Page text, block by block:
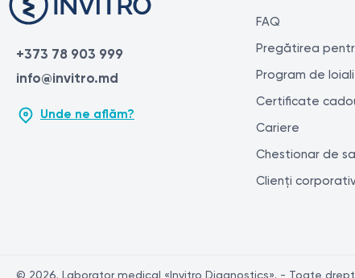
+373 78 903 999
info@invitro.md
Unde ne aflăm?
FAQ
Pregătirea
Program de
Certificate
Cariere
Chestionar de
Clienți
© 2026. Laborator medical «Invitro Diagnostics». - Toate